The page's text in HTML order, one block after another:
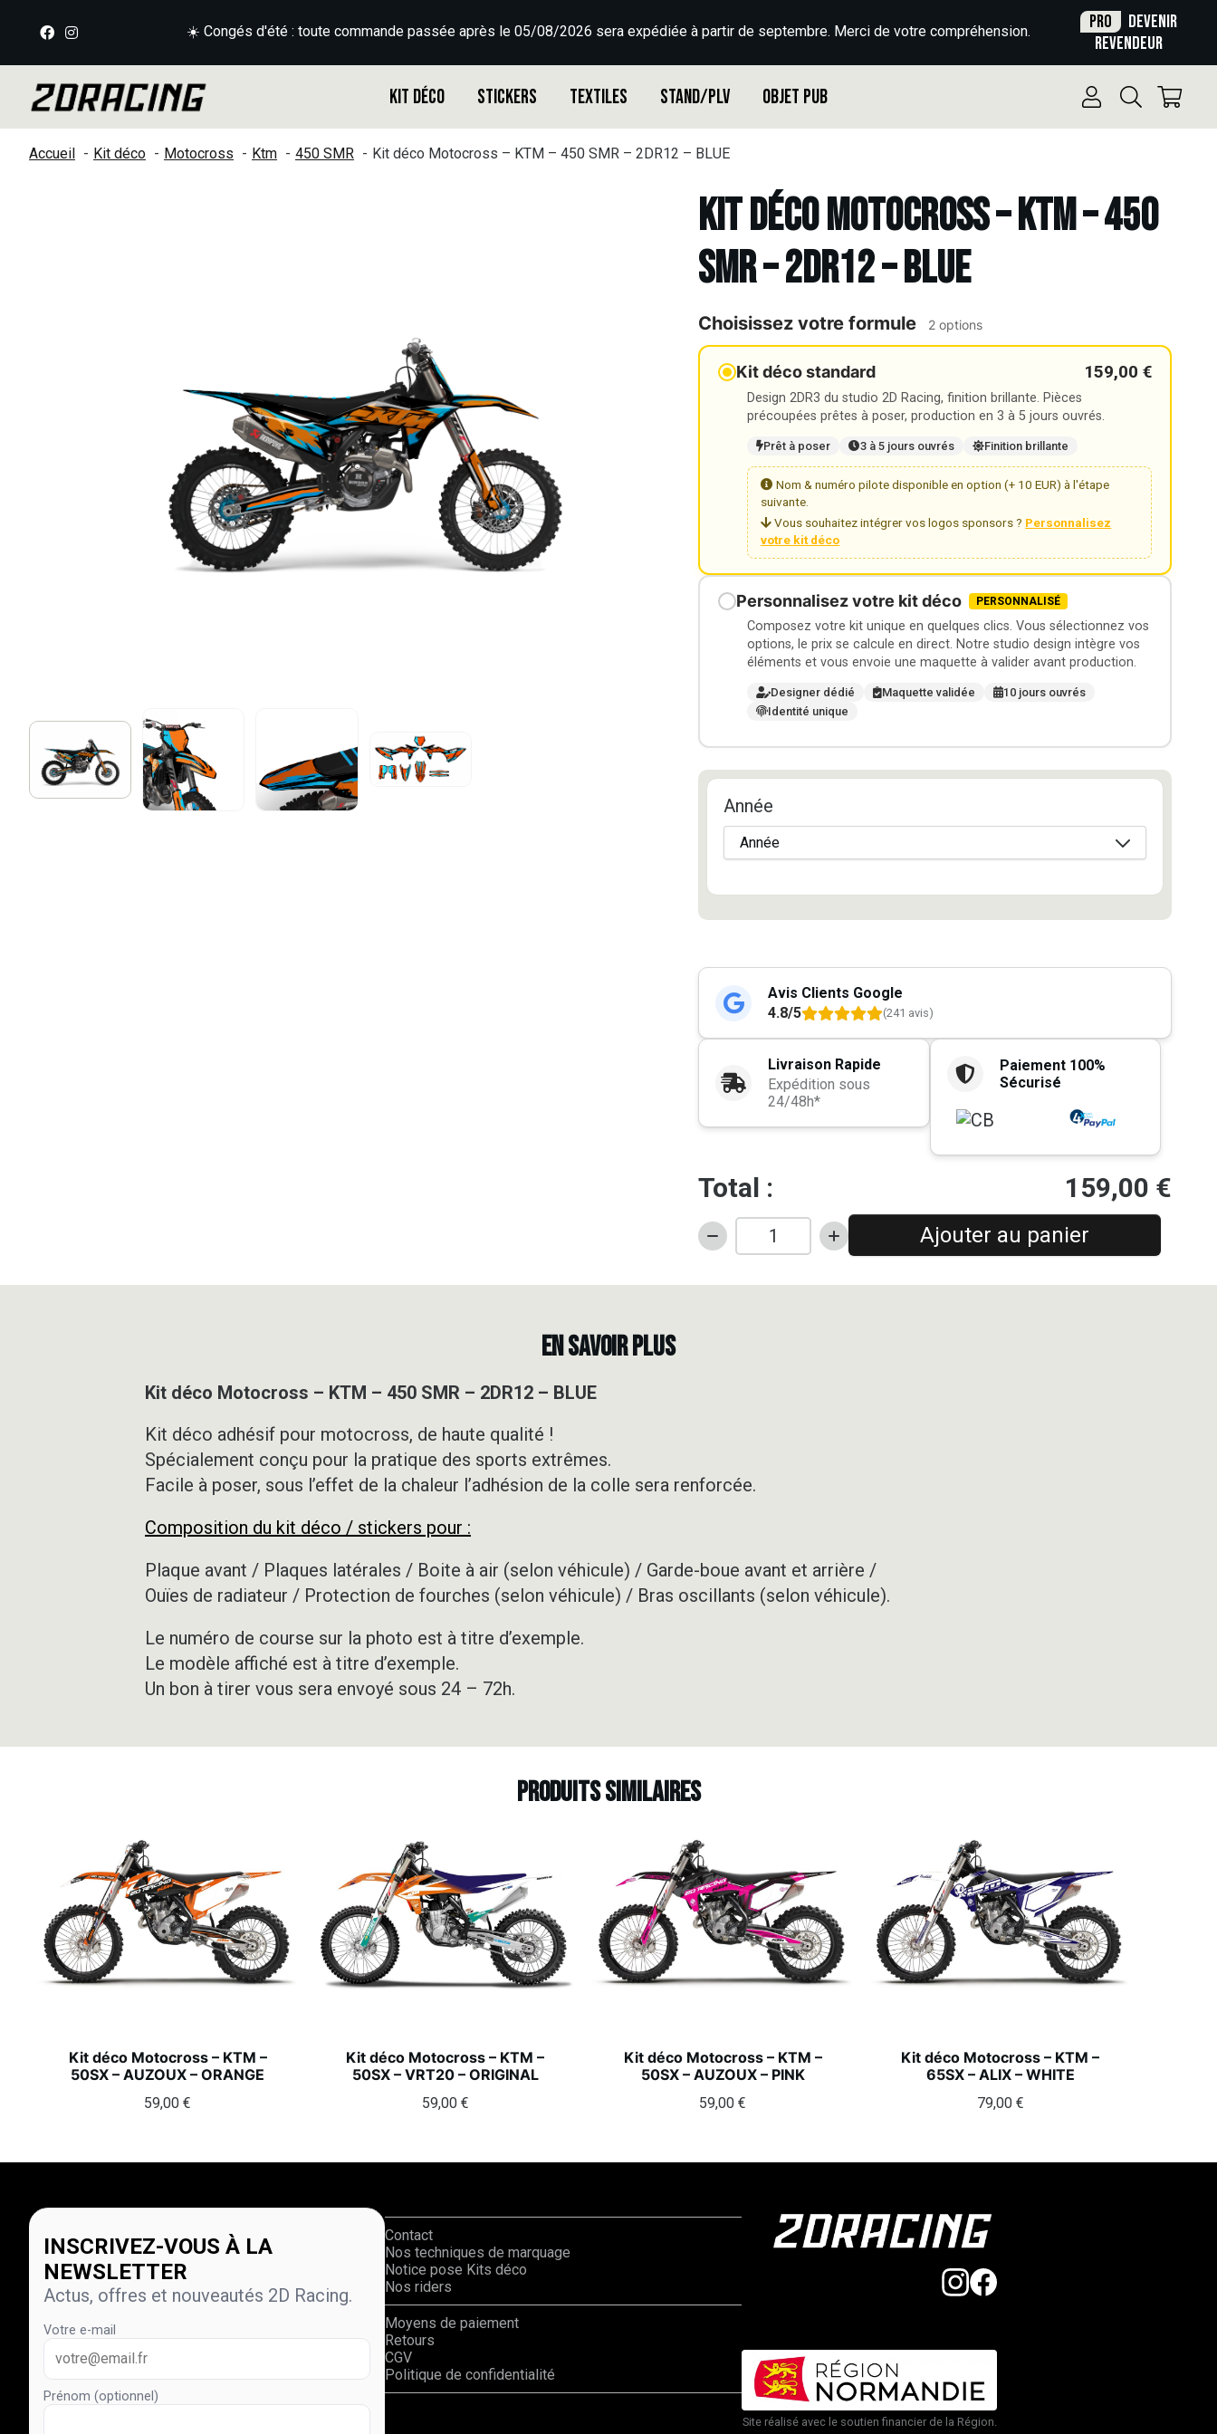
☀️ Congés d'été : toute commande passée après le 05/08/2026 sera expédiée à partir de septembre. Merci de votre compréhension. Pro
Devenir
revendeur
Kit déco Stickers Textiles Stand/PLV Objet Pub
Accueil Kit déco Motocross Ktm 450 SMR Kit déco Motocross – KTM – 450 SMR – 2DR12 – BLUE
Kit déco Motocross – KTM – 450
SMR – 2DR12 – BLUE
Choisissez votre formule 2 options
Kit déco standard 159,00 €
Design 2DR3 du studio 2D Racing, finition brillante. Pièces
précoupées prêtes à poser, production en 3 à 5 jours ouvrés.
Prêt à poser 3 à 5 jours ouvrés Finition brillante
Nom & numéro pilote disponible en option (+ 10 EUR) à l'étape
suivante.
Vous souhaitez intégrer vos logos sponsors ? Personnalisez
votre kit déco
Personnalisez votre kit déco PERSONNALISÉ
Composez votre kit unique en quelques clics. Vous sélectionnez vos
options, le prix se calcule en direct. Notre studio design intègre vos
éléments et vous envoie une maquette à valider avant production.
Designer dédié Maquette validée
10 jours ouvrés
Identité unique
Année
Avis Clients Google
4.8/5
(241 avis)
Livraison Rapide
Expédition sous
24/48h*
Paiement 100%
Sécurisé
Total : 159,00 €
quantité
Kit
2DR12
Ajouter au panier
EN SAVOIR PLUS
Kit déco Motocross – KTM – 450 SMR – 2DR12 – BLUE
Kit déco adhésif pour motocross, de haute qualité !
Spécialement conçu pour la pratique des sports extrêmes.
Facile à poser, sous l’effet de la chaleur l’adhésion de la colle sera renforcée.
Composition du kit déco / stickers pour :
Plaque avant / Plaques latérales / Boite à air (selon véhicule) / Garde-boue avant et arrière /
Ouïes de radiateur / Protection de fourches (selon véhicule) / Bras oscillants (selon véhicule).
Le numéro de course sur la photo est à titre d’exemple.
Le modèle affiché est à titre d’exemple.
Un bon à tirer vous sera envoyé sous 24 – 72h.
Produits similaires
Kit déco Motocross – KTM –
50SX – AUZOUX – ORANGE
59,00€
Kit déco Motocross – KTM –
50SX – VRT20 – ORIGINAL
59,00 €
Kit déco Motocross – KTM –
50SX – AUZOUX – PINK
59,00€
Kit déco Motocross – KTM –
65SX – ALIX – WHITE
79,00 €
INSCRIVEZ-VOUS À LA
NEWSLETTER
Actus, offres et nouveautés 2D Racing.
Votre e-mail
Prénom (optionnel)
Contact
Nos techniques de marquage
Notice pose Kits déco
Nos riders
Moyens de paiement
Retours
CGV
Politique de confidentialité
Site réalisé avec le soutien financier de la Région.